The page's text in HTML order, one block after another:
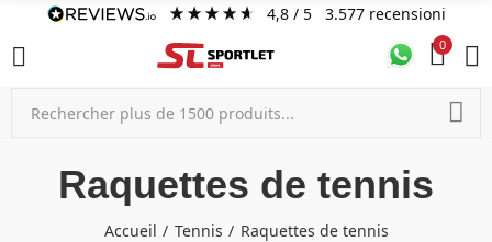
4,8/ 5 3.577 recensioni
0
Raquettes de tennis
Accueil Tennis Raquettes de tennis